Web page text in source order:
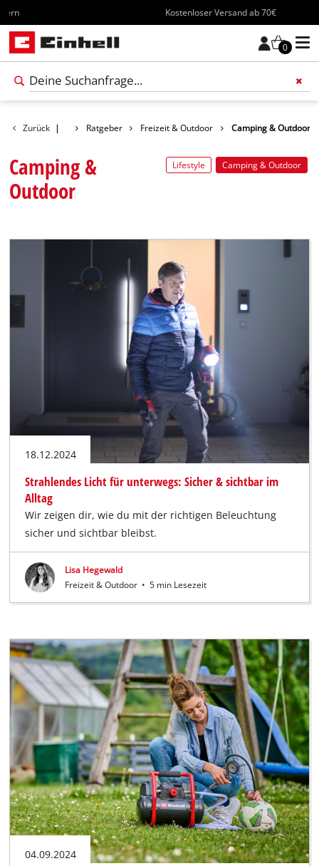
Kostenloser Versand ab 70€
0
Zurück | Ratgeber Freizeit & Outdoor Camping & Outdoor
Lifestyle Camping & Outdoor
Camping &
Outdoor
18.12.2024
Strahlendes Licht für unterwegs: Sicher & sichtbar im
Alltag
Wir zeigen dir, wie du mit der richtigen Beleuchtung
sicher und sichtbar bleibst.
Lisa Hegewald
Freizeit & Outdoor • 5 min Lesezeit
04.09.2024